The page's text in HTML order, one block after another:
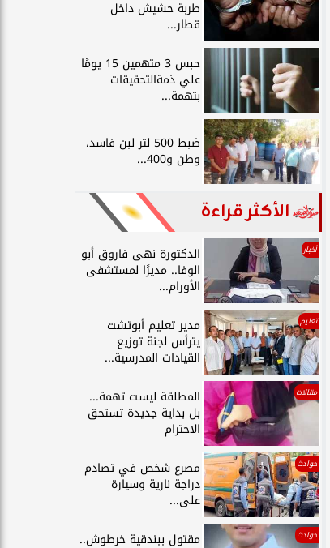
طربة حشيش داخل
قطار...
حبس 3 متهمين 15 يومًا
علي ذمةالتحقيقات
بتهمة...
ضبط 500 لتر لبن فاسد،
وطن و400...
الأكثر قراءة
أخبار الدكتورة نهى فاروق أبو
الوفا.. مديرًا لمستشفى
الأورام...
تعليم مدير تعليم أبوتشت
يترأس لجنة توزيع
القيادات المدرسية...
مقالات المطلقة ليست تهمة...
بل بداية جديدة تستحق
الاحترام
حوادث مصرع شخص في تصادم
دراجة نارية وسيارة
على...
حوادث مقتول ببندقية خرطوش..